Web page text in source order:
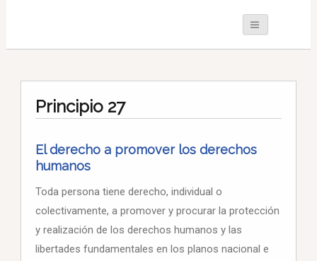
Principio 27
El derecho a promover los derechos
humanos
Toda persona tiene derecho, individual o
colectivamente, a promover y procurar la protección
y realización de los derechos humanos y las
libertades fundamentales en los planos nacional e